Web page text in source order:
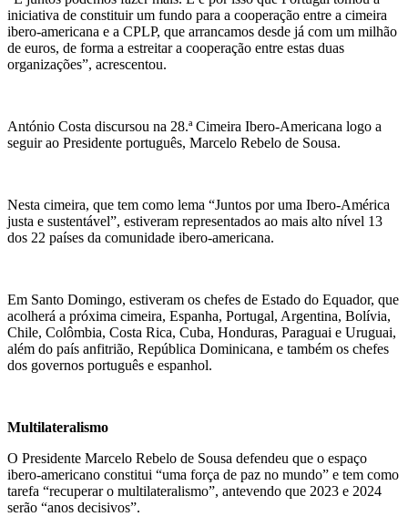
iniciativa de constituir um fundo para a cooperação entre a cimeira
ibero-americana e a CPLP, que arrancamos desde já com um milhão
de euros, de forma a estreitar a cooperação entre estas duas
organizações”, acrescentou.
António Costa discursou na 28.ª Cimeira Ibero-Americana logo a
seguir ao Presidente português, Marcelo Rebelo de Sousa.
Nesta cimeira, que tem como lema “Juntos por uma Ibero-América
justa e sustentável”, estiveram representados ao mais alto nível 13
dos 22 países da comunidade ibero-americana.
Em Santo Domingo, estiveram os chefes de Estado do Equador, que
acolherá a próxima cimeira, Espanha, Portugal, Argentina, Bolívia,
Chile, Colômbia, Costa Rica, Cuba, Honduras, Paraguai e Uruguai,
além do país anfitrião, República Dominicana, e também os chefes
dos governos português e espanhol.
Multilateralismo
O Presidente Marcelo Rebelo de Sousa defendeu que o espaço
ibero-americano constitui “uma força de paz no mundo” e tem como
tarefa “recuperar o multilateralismo”, antevendo que 2023 e 2024
serão “anos decisivos”.